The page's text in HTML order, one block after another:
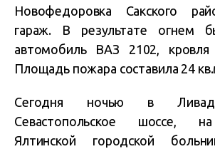
Новофедоровка Сакского
гараж. В результате огнем
автомобиль ВАЗ 2102,
Площадь пожара составила 24
Сегодня ночью в
Севастопольское шоссе,
Ялтинской городской